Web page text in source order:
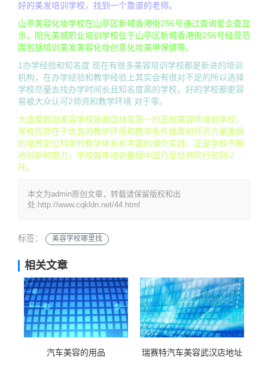
好的美发培训学校，找到一个靠谱的老师。
山亭美容化妆学校在山亭区新城香港街256号通过查询爱企查显
示，阳光美城职业培训学校位于山亭区新城香港街256号经营范
围包括培训美发美容化妆创意化妆美甲保健等。
1办学经验和知名度 现在有很多美容培训学校都是新进的培训
机构，在办学经验和教学经验上其实会有很对不足的所以选择
学校尽量去找办学时间长且知名度高的学校，好的学校都更容
易被大众认可2师资和教学环境 对于零。
大连蒙妮坦美容学校是我国排名第一的正规美容师培训学校，
学校优势在于优良的教学环境和教学条件雄厚的师资力量准确
的培养定位科学的教学体系和丰富的课外实践，正是学校不断
地创新和努力，学校每年培训量居中国乃至世界同行前列 2
托。
本文为admin原创文章，转载请保留版权和出
处:http://www.cqkldn.net/44.html
标签： 美容学校哪里找
相关文章
汽车美容的用品 瑞赛特汽车美容武汉店地址